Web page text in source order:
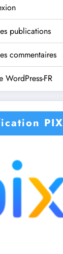
publications
commentaires
WordPress-FR
PIX